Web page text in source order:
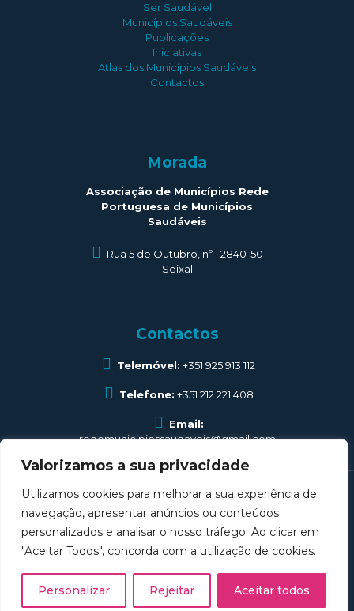
Valorizamos a sua privacidade
Utilizamos cookies para melhorar a sua experiência de
navegação, apresentar anúncios ou conteúdos
personalizados e analisar o nosso tráfego. Ao clicar em
"Aceitar Todos", concorda com a utilização de cookies.
Personalizar Rejeitar Aceitar todos
Ser Saudável
Municípios Saudáveis
Publicações
Iniciativas
Atlas dos Municípios Saudáveis
Contactos
Morada
Associação de Municípios Rede
Portuguesa de Municípios
Saudáveis
Rua 5 de Outubro, nº 1 2840-501
Seixal
Contactos
Telemóvel: +351 925 913 112
Telefone: +351 212 221 408
Email:
redemunicipiossaudaveis@gmail.com
Associação de Municípios Rede Portuguesa de
Municípios Saudáveis © 2025 . All Rights Reserved.